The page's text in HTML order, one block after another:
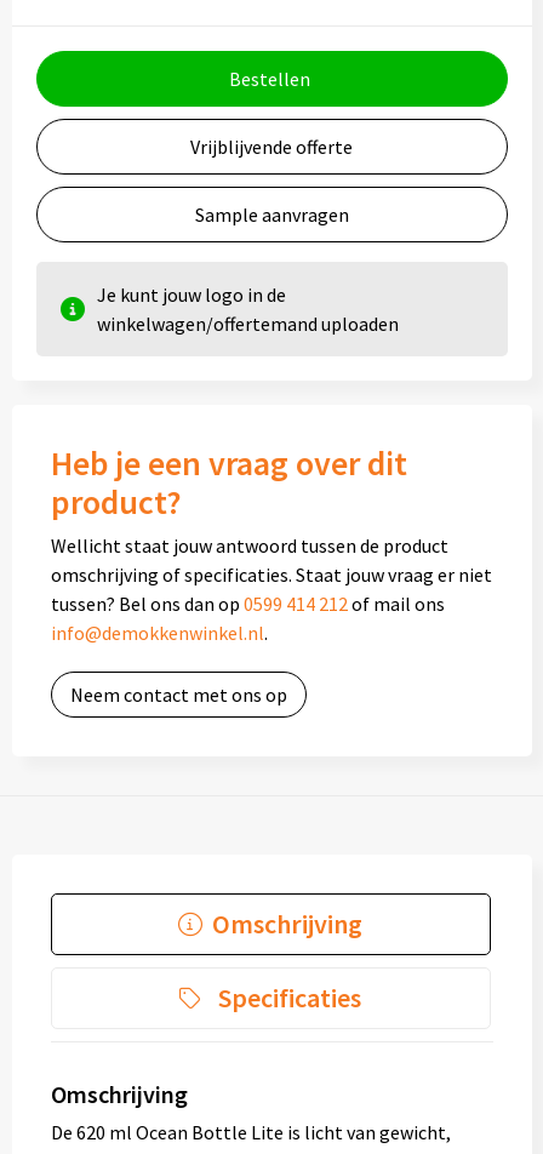
Bestellen
Vrijblijvende offerte
Sample aanvragen
Je kunt jouw logo in de
winkelwagen/offertemand uploaden
Heb je een vraag over dit
product?
Wellicht staat jouw antwoord tussen de product
omschrijving of specificaties. Staat jouw vraag er niet
tussen? Bel ons dan op 0599 414 212of mail ons
info@demokkenwinkel.nl.
Neem contact met ons op
Omschrijving
Specificaties
Omschrijving
De 620 ml Ocean Bottle Lite is licht van gewicht,